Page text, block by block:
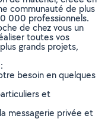
communauté de plus
000 professionnels.
de chez vous un
toutes vos
grands projets,
besoin en quelques
et
messagerie privée et